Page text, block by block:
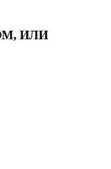
ИЛИ